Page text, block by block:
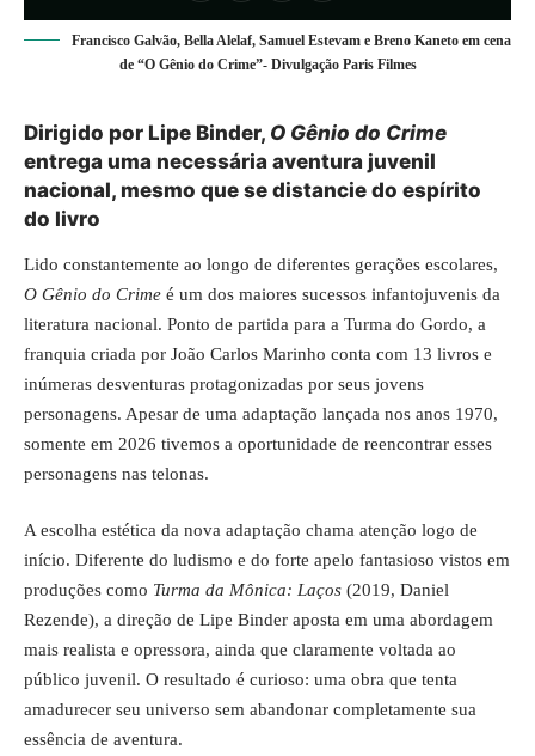
Francisco Galvão, Bella Alelaf, Samuel Estevam e Breno Kaneto em cena
de “O Gênio do Crime”- Divulgação Paris Filmes
Dirigido por Lipe Binder, O Gênio do Crime
entrega uma necessária aventura juvenil
nacional, mesmo que se distancie do espírito
do livro
Lido constantemente ao longo de diferentes gerações escolares,
O Gênio do Crime é um dos maiores sucessos infantojuvenis da
literatura nacional. Ponto de partida para a Turma do Gordo, a
franquia criada por João Carlos Marinho conta com 13 livros e
inúmeras desventuras protagonizadas por seus jovens
personagens. Apesar de uma adaptação lançada nos anos 1970,
somente em 2026 tivemos a oportunidade de reencontrar esses
personagens nas telonas.
A escolha estética da nova adaptação chama atenção logo de
início. Diferente do ludismo e do forte apelo fantasioso vistos em
produções como Turma da Mônica: Laços (2019, Daniel
Rezende), a direção de Lipe Binder aposta em uma abordagem
mais realista e opressora, ainda que claramente voltada ao
público juvenil. O resultado é curioso: uma obra que tenta
amadurecer seu universo sem abandonar completamente sua
essência de aventura.